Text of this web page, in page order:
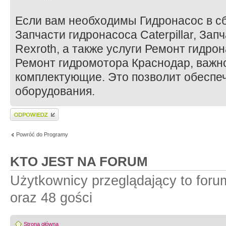
Если вам необходимы Гидронасос в
Запчасти гидронасоса Caterpillar,
Rexroth, а также услуги Ремонт
Ремонт гидромотора Краснодар,
комплектующие. Это позволит
оборудования.
Wyślij odpowiedź
Powróć do Programy
KTO JEST NA FORUM
Użytkownicy przeglądający to
oraz 48 gości
Strona główna